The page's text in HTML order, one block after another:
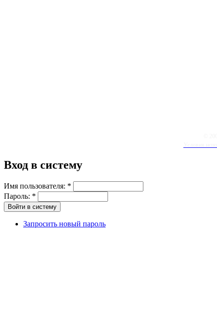
Вход в систему
Имя пользователя: *
Пароль: *
Запросить новый пароль